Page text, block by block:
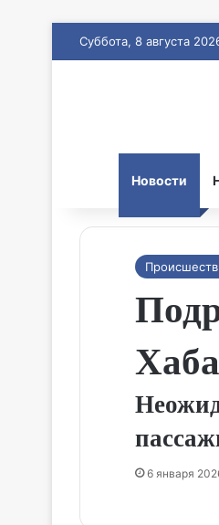
Суббота, 8 августа
Новости
6 января